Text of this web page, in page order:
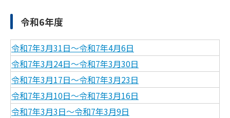
令和6年度
令和7年3月31日～令和7年4月6日
令和7年3月24日～令和7年3月30日
令和7年3月17日～令和7年3月23日
令和7年3月10日～令和7年3月16日
令和7年3月3日～令和7年3月9日